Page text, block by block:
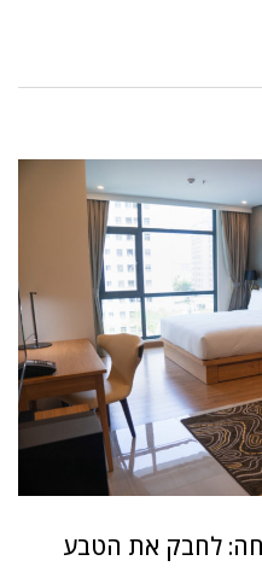
לחבק את הטבע